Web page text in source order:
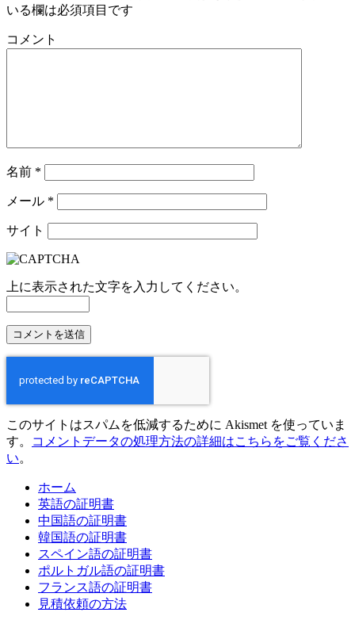
いる欄は必須項目です
コメント
名前 *
メール *
サイト
上に表示された文字を入力してください。
このサイトはスパムを低減するために Akismet を使っていま
す。
コメントデータの処理方法の詳細はこちらをご覧くださ
い。
ホーム
英語の証明書
中国語の証明書
韓国語の証明書
スペイン語の証明書
ポルトガル語の証明書
フランス語の証明書
見積依頼の方法